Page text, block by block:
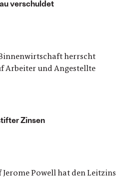
verschuldet
herrscht
Arbeiter und Angestellte
Zinsen
Powell hat den Leitzins